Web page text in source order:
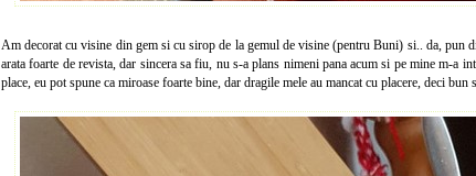
Am decorat cu visine din gem si cu sirop de la gemul de visine (pentru Buni) si.. da, pun
arata foarte de revista, dar sincera sa fiu, nu s-a plans nimeni pana acum si pe mine m-a
place, eu pot spune ca miroase foarte bine, dar dragile mele au mancat cu placere, deci bun